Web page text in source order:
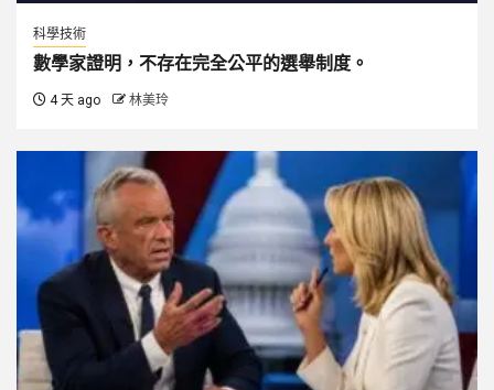
科學技術
數學家證明，不存在完全公平的選舉制度。
4 天 ago 林美玲